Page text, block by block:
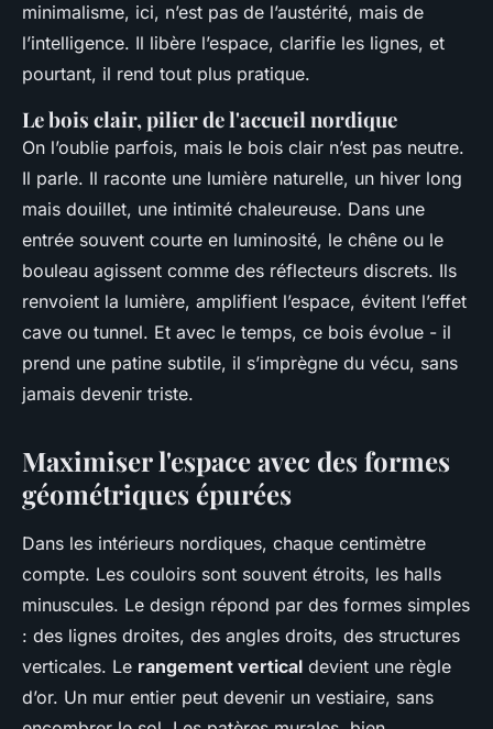
minimalisme, ici, n’est pas de l’austérité, mais de
l’intelligence. Il libère l’espace, clarifie les lignes, et
pourtant, il rend tout plus pratique.
Le bois clair, pilier de l'accueil nordique
On l’oublie parfois, mais le bois clair n’est pas neutre.
Il parle. Il raconte une lumière naturelle, un hiver long
mais douillet, une intimité chaleureuse. Dans une
entrée souvent courte en luminosité, le chêne ou le
bouleau agissent comme des réflecteurs discrets. Ils
renvoient la lumière, amplifient l’espace, évitent l’effet
cave ou tunnel. Et avec le temps, ce bois évolue - il
prend une patine subtile, il s’imprègne du vécu, sans
jamais devenir triste.
Maximiser l'espace avec des formes
géométriques épurées
Dans les intérieurs nordiques, chaque centimètre
compte. Les couloirs sont souvent étroits, les halls
minuscules. Le design répond par des formes simples
: des lignes droites, des angles droits, des structures
verticales. Le rangement vertical devient une règle
d’or. Un mur entier peut devenir un vestiaire, sans